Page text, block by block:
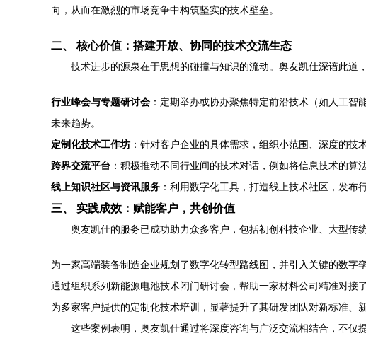
向，从而在激烈的市场竞争中构筑坚实的技术壁垒。
二、 核心价值：搭建开放、协同的技术交流生态
技术进步的源泉在于思想的碰撞与知识的流动。奥友凯仕深谙此道
行业峰会与专题研讨会 ：定期举办或协办聚焦特定前沿技术（如人工
未来趋势。
定制化技术工作坊 ：针对客户企业的具体需求，组织小范围、深度的
跨界交流平台 ：积极推动不同行业间的技术对话，例如将信息技术的
线上知识社区与资讯服务 ：利用数字化工具，打造线上技术社区，发布
三、 实践成效：赋能客户，共创价值
奥友凯仕的服务已成功助力众多客户，包括初创科技企业、大型传
为一家高端装备制造企业规划了数字化转型路线图，并引入关键的数字
通过组织系列新能源电池技术闭门研讨会，帮助一家材料公司精准对接
为多家客户提供的定制化技术培训，显著提升了其研发团队对新标准、
这些案例表明，奥友凯仕通过将深度咨询与广泛交流相结合，不仅